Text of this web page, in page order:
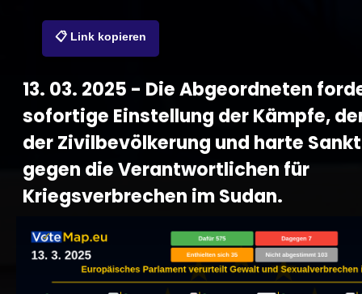
📋 Link kopieren
13. 03. 2025 - Die Abgeordneten
sofortige Einstellung der Kämpfe,
der Zivilbevölkerung und harte
gegen die Verantwortlichen für
Kriegsverbrechen im Sudan.